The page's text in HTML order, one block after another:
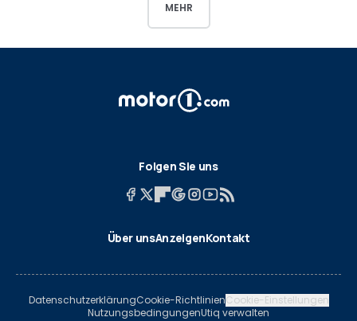
MEHR
Folgen Sie uns
Über unsAnzeigenKontakt
DatenschutzerklärungCookie-RichtlinienCookie-Einstellungen
NutzungsbedingungenUtiq verwalten